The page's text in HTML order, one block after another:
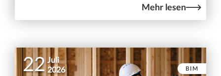
Mehr lesen
22 Juli
2026
BIM